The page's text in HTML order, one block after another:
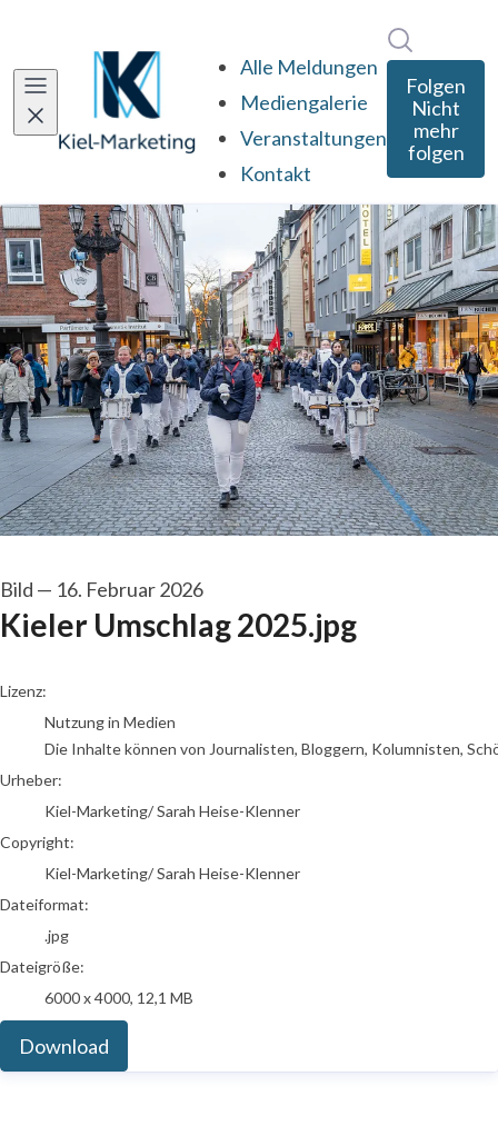
Alle Meldungen
Mediengalerie
Veranstaltungen
Kontakt
Folgen
Nicht
mehr
folgen
Bild — 16. Februar 2026
Kieler Umschlag 2025.jpg
Kiel-Marketing/ Sarah Heise-Klenner
Lizenz:
Nutzung in Medien
Die Inhalte können von Journalisten, Bloggern, Kolumnisten,
Urheber:
Kiel-Marketing/ Sarah Heise-Klenner
Copyright:
Kiel-Marketing/ Sarah Heise-Klenner
Dateiformat:
.jpg
Dateigröße:
6000 x 4000, 12,1 MB
Download